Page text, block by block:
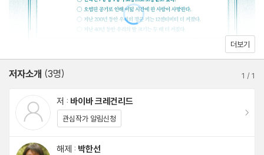
6장 나쁜 노동 습관 들이기
- 돌아가기
4부 1910- 현재: 의자에 갇힌 삶 또는 ‘디지털’ 혁명
8장 허리의 위기
9장 공기 중의 질식
더보기
저자소개 (3명) 1 /1
저 : 바이바 크레건리드
관심작가 알림신청
해제 : 박한선